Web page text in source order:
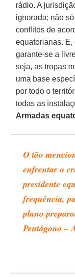
rádio. A
ignorada; não
conflitos de
equatorianas. E,
garante-se a
seja, as tropas
uma base
por todo o
todas as
Armadas
O tão
enfrentar o
presidente
frequência,
plano
Pentágono –